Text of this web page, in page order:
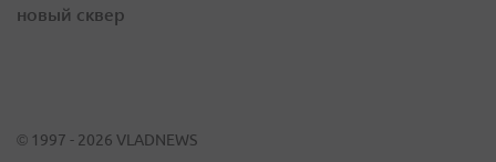
новый сквер
© 1997 - 2026 VLADNEWS